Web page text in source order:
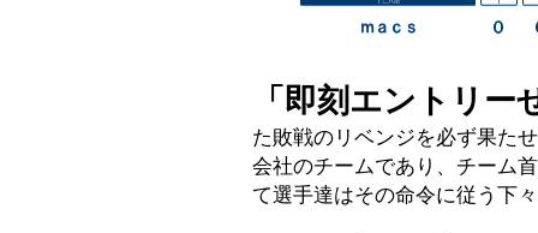
「即刻エントリー
た敗戦のリベンジを必ず果た
会社のチームであり、チーム
て選手達はその命令に従う下